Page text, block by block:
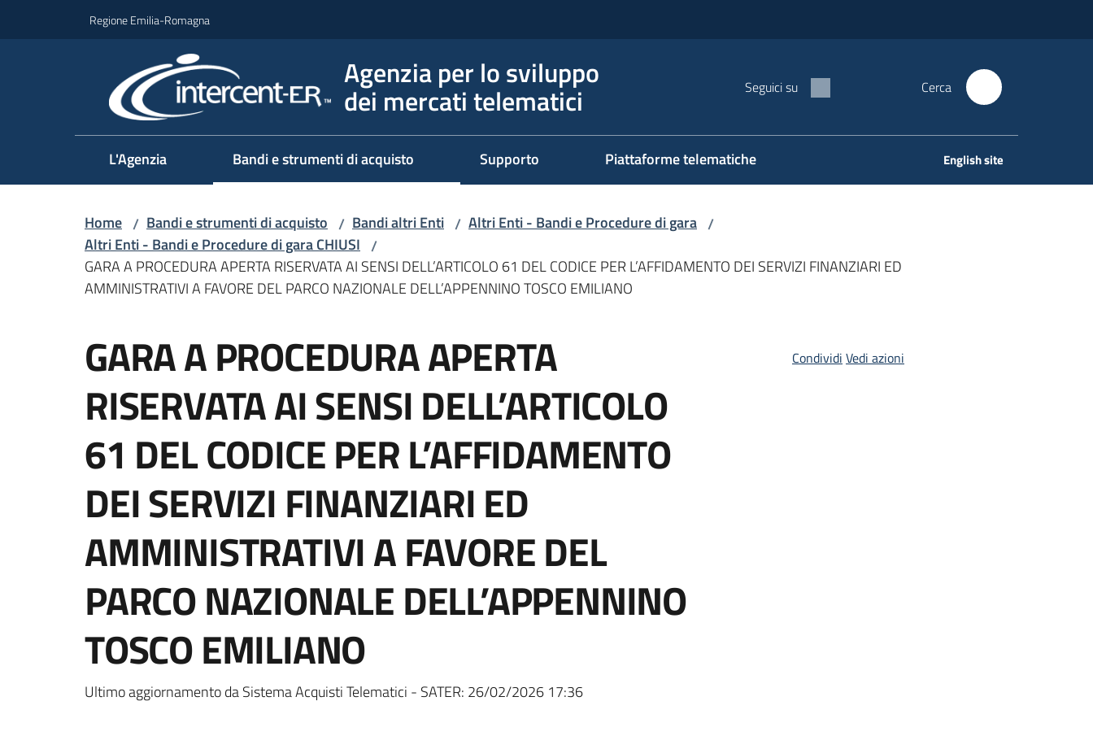
Regione Emilia-Romagna
Agenzia per lo sviluppo
dei mercati telematici Seguici su Cerca
L'Agenzia Bandi e strumenti di acquisto Supporto Piattaforme telematiche English site
Home / Bandi e strumenti di acquisto / Bandi altri Enti / Altri Enti - Bandi e Procedure di gara /
Altri Enti - Bandi e Procedure di gara CHIUSI /
GARA A PROCEDURA APERTA RISERVATA AI SENSI DELL’ARTICOLO 61 DEL CODICE PER L’AFFIDAMENTO DEI SERVIZI FINANZIARI ED
AMMINISTRATIVI A FAVORE DEL PARCO NAZIONALE DELL’APPENNINO TOSCO EMILIANO
GARA A PROCEDURA APERTA
RISERVATA AI SENSI DELL’ARTICOLO
61 DEL CODICE PER L’AFFIDAMENTO
DEI SERVIZI FINANZIARI ED
AMMINISTRATIVI A FAVORE DEL
PARCO NAZIONALE DELL’APPENNINO
TOSCO EMILIANO
Ultimo aggiornamento da Sistema Acquisti Telematici - SATER: 26/02/2026 17:36
Condividi Vedi azioni